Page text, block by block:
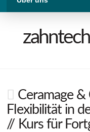
Ceramage
Flexibilität in
// Kurs für